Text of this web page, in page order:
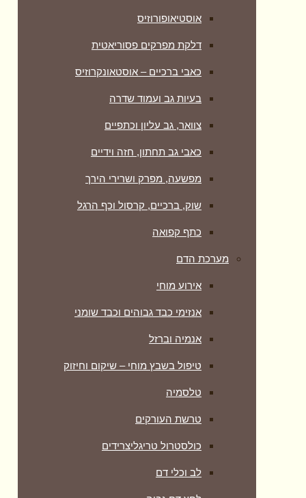
אוסטיאופורוזיס
דלקת מפרקים פסוריאטית
כאבי ברכיים – אוסטאונקרוזיס
בעיות גב ועמוד שדרה
צוואר, גב עליון וכתפיים
כאבי גב תחתון, חזה וידיים
מפשעה, מפרק ושרירי הירך
שוק, ברכיים, קרסול וכף הרגל
כתף קפואה
מערכת הדם
אירוע מוחי
אנזימי כבד גבוהים וכבד שומני
אנמיה וברזל
טיפול בשבץ מוחי – שיקום וחיזוק
טלסמיה
טרשת העורקים
כולסטרול טריגליצרידים
לב וכלי דם